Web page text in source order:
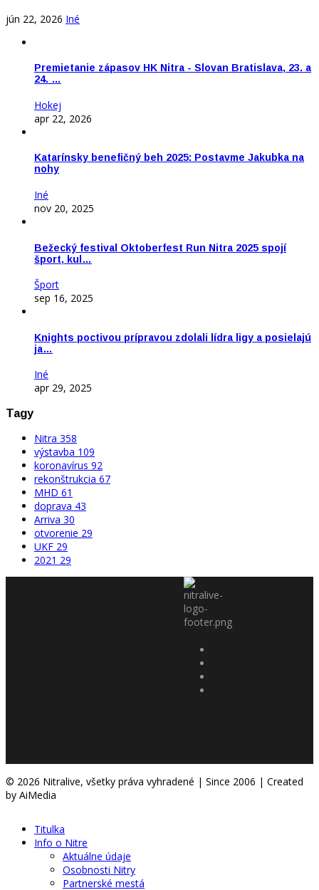
jún 22, 2026 Iné
Premietanie zápasov HK Nitra - Slovan Bratislava, 23. a
24. …
Hokej
apr 22, 2026
Katarínsky benefičný beh 2025: Postavme Jakubka na
nohy
Iné
nov 20, 2025
Bežecký festival Oktoberfest Run Nitra 2025 spojí
šport, kul…
Šport
sep 16, 2025
Knights poctivou prípravou zdolali lídra ligy a posielajú
ja…
Iné
apr 29, 2025
Tagy
Nitra 358
výstavba 109
koronavírus 92
rekonštrukcia 67
MHD 61
doprava 43
Arriva 30
otvorenie 29
UKF 29
2021 29
© 2026 Nitralive, všetky práva vyhradené | Since 2006 | Created
by AiMedia
Titulka
Info o Nitre
Aktuálne údaje
Osobnosti Nitry
Partnerské mestá